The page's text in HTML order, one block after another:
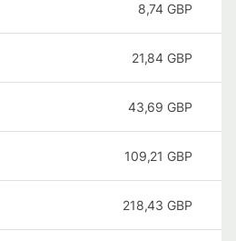
8,74 GBP
21,84 GBP
43,69 GBP
109,21 GBP
218,43 GBP